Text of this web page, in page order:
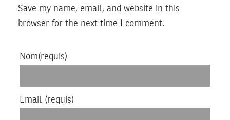
Save my name, email, and website in this
browser for the next time I comment.
Nom(requis)
Email (requis)